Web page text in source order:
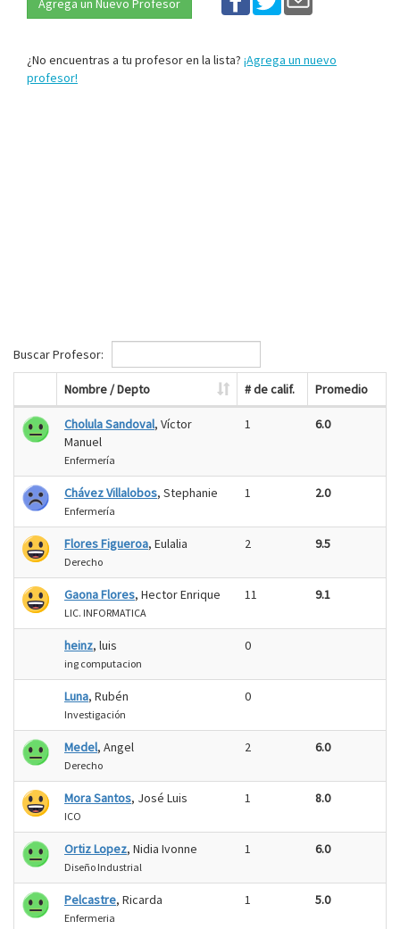
¿No encuentras a tu profesor en la lista? ¡Agrega un nuevo
profesor!
Buscar Profesor:
Nombre / Depto # de calif. Promedio
Cholula Sandoval, Víctor
Manuel
Enfermería
1 6.0
Chávez Villalobos, Stephanie
Enfermería
1 2.0
Flores Figueroa, Eulalia
Derecho
2 9.5
Gaona Flores, Hector Enrique
LIC. INFORMATICA
11 9.1
heinz, luis
ing computacion
0
Luna, Rubén
Investigación
0
Medel, Angel
Derecho
2 6.0
Mora Santos, José Luis
ICO
1 8.0
Ortiz Lopez, Nidia Ivonne
Diseño Industrial
1 6.0
Pelcastre, Ricarda
Enfermeria
1 5.0